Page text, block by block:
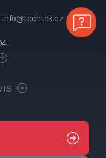
info@techtek.cz